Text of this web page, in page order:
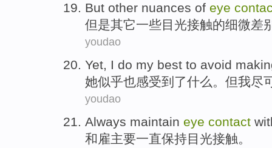
But other nuances of eye
但是其它一些目光接触的细微差
youdao
Yet, I do my best to avoid
她似乎也感受到了什么。 但我尽
youdao
Always maintain eye contact
和 雇主要一直保持目光接触。